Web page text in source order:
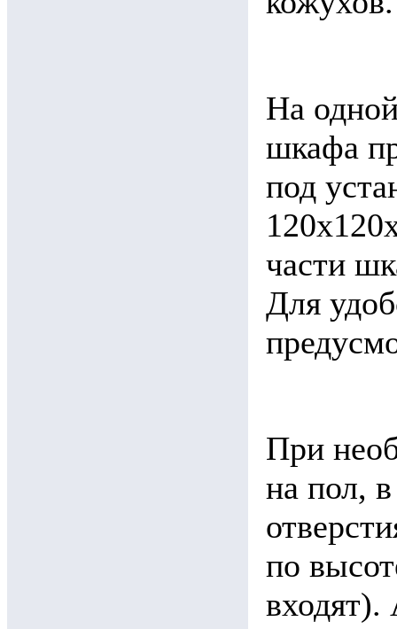
На
шкафа
под
части
Для
При
на пол,
по
входят).